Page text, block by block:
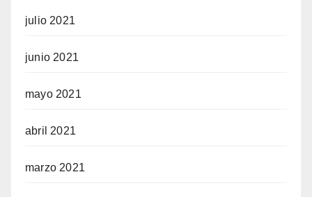
julio 2021
junio 2021
mayo 2021
abril 2021
marzo 2021